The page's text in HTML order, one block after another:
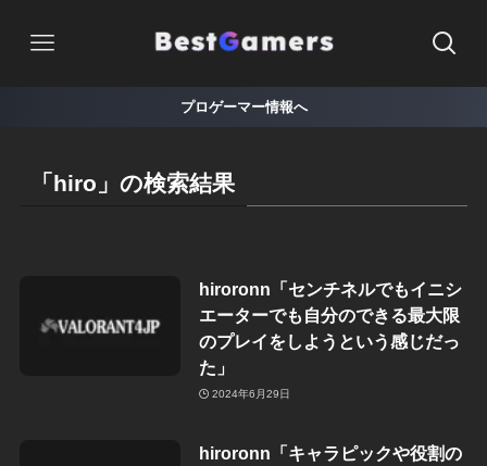
プロゲーマー情報へ
「hiro」の検索結果
hiroronn「センチネルでもイニシ
エーターでも自分のできる最大限
のプレイをしようという感じだっ
た」
2024年6月29日
hiroronn「キャラピックや役割の